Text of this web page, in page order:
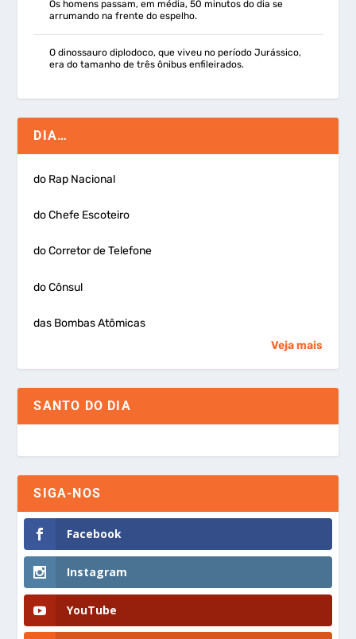
Os homens passam, em média, 50 minutos do dia se
arrumando na frente do espelho.
O dinossauro diplodoco, que viveu no período Jurássico,
era do tamanho de três ônibus enfileirados.
DIA…
do Rap Nacional
do Chefe Escoteiro
do Corretor de Telefone
do Cônsul
das Bombas Atômicas
Veja mais
SANTO DO DIA
SIGA-NOS
Facebook
Instagram
YouTube